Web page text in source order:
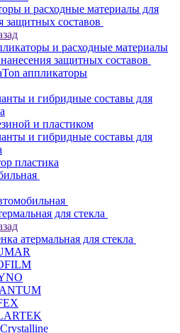
и расходные материалы для
защитных составов
и расходные материалы
защитных составов
аппликаторы
и гибридные составы для
и пластиком
и гибридные составы для
пластика
для стекла
атермальная для стекла